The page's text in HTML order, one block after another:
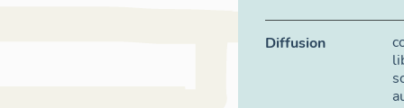
Diffusion